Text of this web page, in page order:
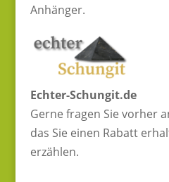
Anhänger.
Echter-Schungit.de
Gerne fragen Sie vorher
das Sie einen Rabatt
erzählen.